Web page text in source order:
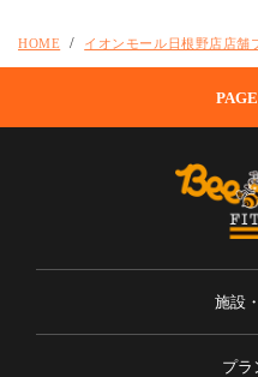
HOME イオンモール日根野店店舗
施設
プラ